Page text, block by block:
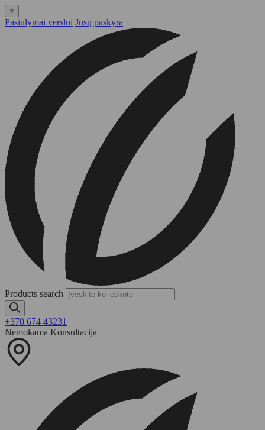
×
Pasiūlymai verslui Jūsų paskyra
Products search
+370 674 43231
Nemokama Konsultacija